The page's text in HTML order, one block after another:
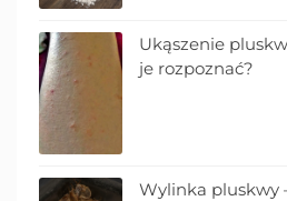
Ukąszenie
je rozpoznać?
Wylinka pluskwy